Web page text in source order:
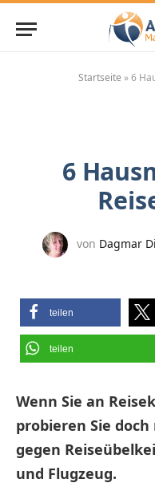
Startseite »6
6
von Dagmar
teilen
teilen
Wenn Sie an
probieren Sie
gegen
und Flugzeug.